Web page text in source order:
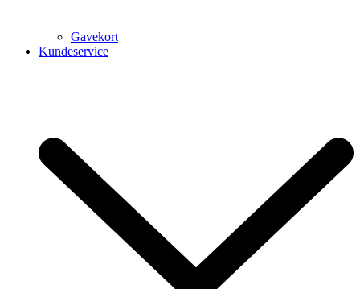
Gavekort
Kundeservice